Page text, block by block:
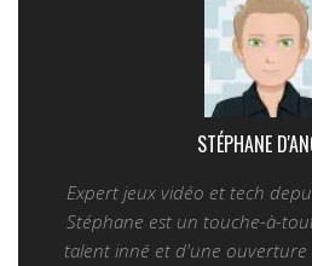
STÉPHANE
Expert jeux vidéo et tech
Stéphane est un touche-à-
talent inné et d'une